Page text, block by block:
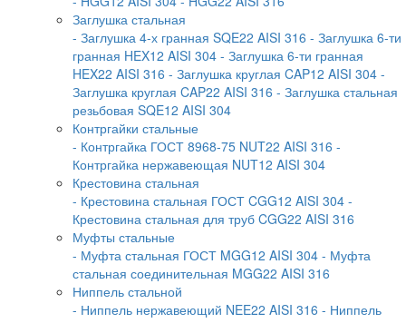
Заглушка стальная
- Заглушка 4-х гранная SQE22 AISI 316 - Заглушка 6-ти
гранная HEX12 AISI 304 - Заглушка 6-ти гранная
HEX22 AISI 316 - Заглушка круглая CAP12 AISI 304 -
Заглушка круглая CAP22 AISI 316 - Заглушка стальная
резьбовая SQE12 AISI 304
Контргайки стальные
- Контргайка ГОСТ 8968-75 NUT22 AISI 316 -
Контргайка нержавеющая NUT12 AISI 304
Крестовина стальная
- Крестовина стальная ГОСТ CGG12 AISI 304 -
Крестовина стальная для труб CGG22 AISI 316
Муфты стальные
- Муфта стальная ГОСТ MGG12 AISI 304 - Муфта
стальная соединительная MGG22 AISI 316
Ниппель стальной
- Ниппель нержавеющий NEE22 AISI 316 - Ниппель